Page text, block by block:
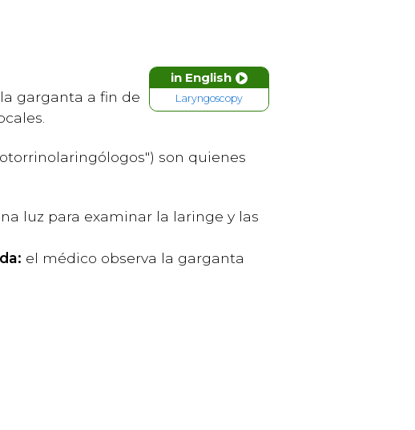
in English
Laryngoscopy
garganta a fin de
son quienes
luz para examinar la laringe y las
el médico observa la garganta